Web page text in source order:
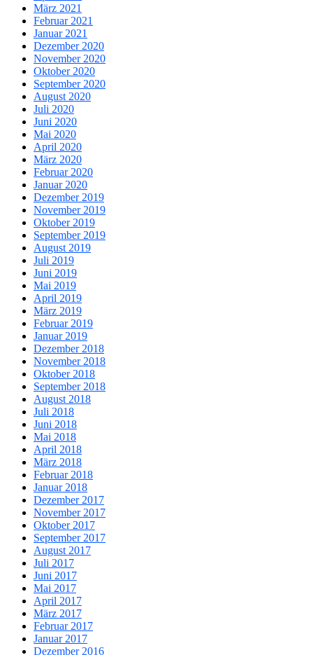
März 2021
Februar 2021
Januar 2021
Dezember 2020
November 2020
Oktober 2020
September 2020
August 2020
Juli 2020
Juni 2020
Mai 2020
April 2020
März 2020
Februar 2020
Januar 2020
Dezember 2019
November 2019
Oktober 2019
September 2019
August 2019
Juli 2019
Juni 2019
Mai 2019
April 2019
März 2019
Februar 2019
Januar 2019
Dezember 2018
November 2018
Oktober 2018
September 2018
August 2018
Juli 2018
Juni 2018
Mai 2018
April 2018
März 2018
Februar 2018
Januar 2018
Dezember 2017
November 2017
Oktober 2017
September 2017
August 2017
Juli 2017
Juni 2017
Mai 2017
April 2017
März 2017
Februar 2017
Januar 2017
Dezember 2016